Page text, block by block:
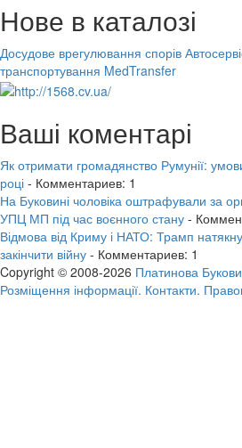
Нове в каталозі
Досудове врегулювання спорів
транспортування MedTransfer
Ваші коментарі
Як отримати громадянство Румунії:
році - Комментариев: 1
На Буковині чоловіка оштрафували за
УПЦ МП під час воєнного стану -
Відмова від Криму і НАТО: Трамп
закінчити війну - Комментариев: 1
Copyright © 2008-2026 Платинова
Розміщення інформації. Контакти.